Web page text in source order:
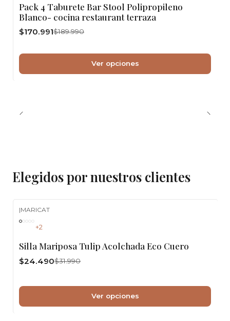
Pack 4 Taburete Bar Stool Polipropileno
Blanco- cocina restaurant terraza
$170.991$189.990
Ver opciones
Elegidos por nuestros clientes
|MARICAT
+2
Silla Mariposa Tulip Acolchada Eco Cuero
$24.490$31.990
Ver opciones